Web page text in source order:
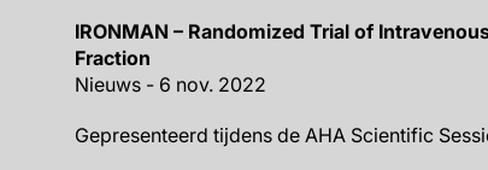
IRONMAN – Randomized Trial of
Fraction
Nieuws - 6 nov. 2022
Gepresenteerd tijdens de AHA Scientific